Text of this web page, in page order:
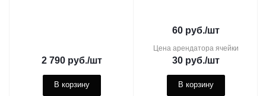
2 790руб./шт
В корзину
60руб./шт
Цена арендатора ячейки
30руб./шт
В корзину